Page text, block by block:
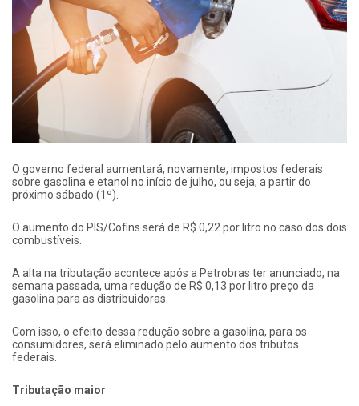
O governo federal aumentará, novamente, impostos federais
sobre gasolina e etanol no início de julho, ou seja, a partir do
próximo sábado (1º).
O aumento do PIS/Cofins será de R$ 0,22 por litro no caso dos dois
combustíveis.
A alta na tributação acontece após a Petrobras ter anunciado, na
semana passada, uma redução de R$ 0,13 por litro preço da
gasolina para as distribuidoras.
Com isso, o efeito dessa redução sobre a gasolina, para os
consumidores, será eliminado pelo aumento dos tributos
federais.
Tributação maior